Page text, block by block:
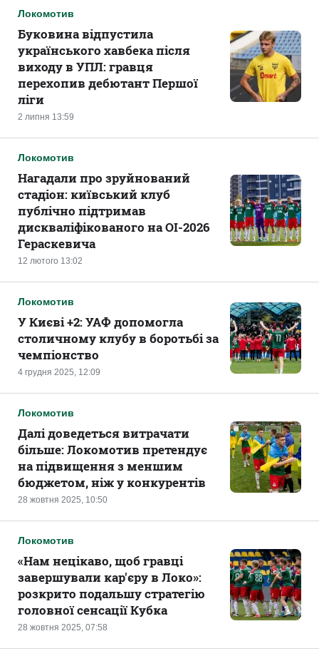
Локомотив
2 липня 13:59
Буковина відпустила
українського хавбека після
виходу в УПЛ: гравця
перехопив дебютант Першої
ліги
Локомотив
12 лютого 13:02
Нагадали про зруйнований
стадіон: київський клуб
публічно підтримав
дискваліфікованого на ОІ-2026
Гераскевича
Локомотив
4 грудня 2025, 12:09
У Києві +2: УАФ допомогла
столичному клубу в боротьбі за
чемпіонство
Локомотив
28 жовтня 2025, 10:50
Далі доведеться витрачати
більше: Локомотив претендує
на підвищення з меншим
бюджетом, ніж у конкурентів
Локомотив
28 жовтня 2025, 07:58
«Нам нецікаво, щоб гравці
завершували кар'єру в Локо»:
розкрито подальшу стратегію
головної сенсації Кубка